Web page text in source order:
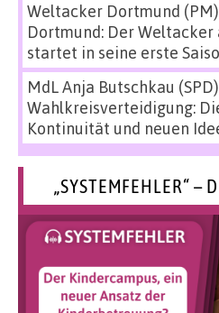
Weltacker Dortmund (PM)
Dortmund: Der Weltacker
startet in seine erste
MdL Anja Butschkau
Wahlkreisverteidigung:
Kontinuität und neuen
„SYSTEMFEHLER“ –